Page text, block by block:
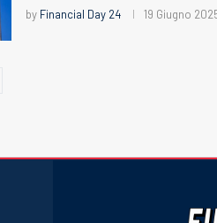
by Financial Day 24 19 Giugno